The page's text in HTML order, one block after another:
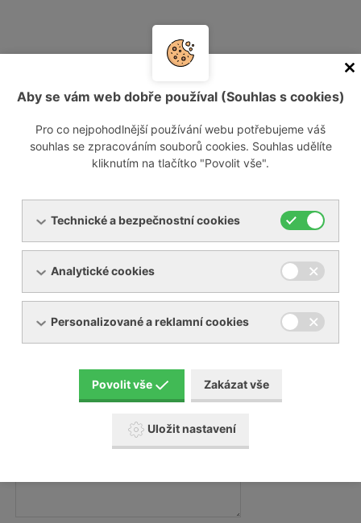
Informace o návštěvníkovi
Váš telefon:
Aby se vám web dobře používal (Souhlas s cookies)
Pro co nejpohodlnější používání webu potřebujeme váš
souhlas se zpracováním souborů cookies. Souhlas udělíte
kliknutím na tlačítko "Povolit vše".
Technické a bezpečnostní cookies
Analytické cookies
Personalizované a reklamní cookies
Povolit vše Zakázat vše
Uložit nastavení